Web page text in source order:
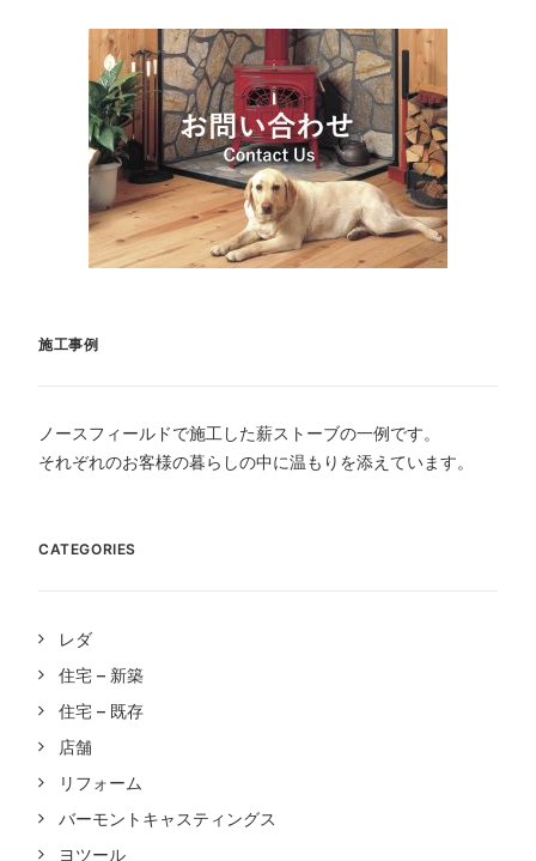
施工事例
ノースフィールドで施工した薪ストーブの一例です。
それぞれのお客様の暮らしの中に温もりを添えています。
CATEGORIES
レダ
住宅 – 新築
住宅 – 既存
店舗
リフォーム
バーモントキャスティングス
ヨツール